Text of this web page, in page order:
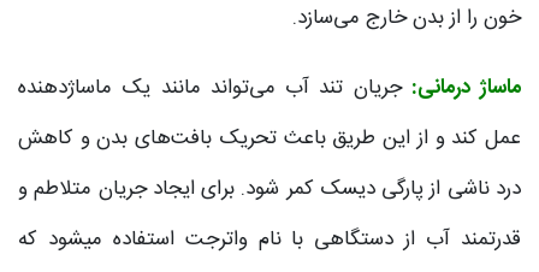
خون را از بدن خارج می‌سازد.
ماساژ درمانی: جریان تند آب می‌تواند مانند یک ماساژدهنده
عمل کند و از این طریق باعث تحریک بافت‌های بدن و کاهش
درد ناشی از پارگی دیسک کمر شود. برای ایجاد جریان متلاطم و
قدرتمند آب از دستگاهی با نام واترجت استفاده می‎شود که